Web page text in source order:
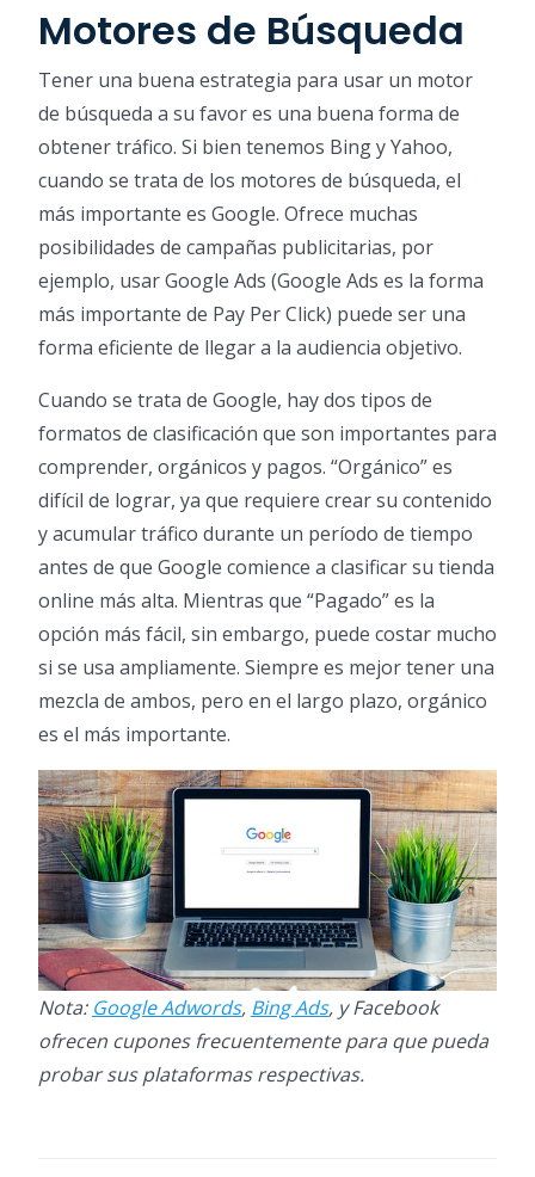
Motores de Búsqueda
Tener una buena estrategia para usar un motor
de búsqueda a su favor es una buena forma de
obtener tráfico. Si bien tenemos Bing y Yahoo,
cuando se trata de los motores de búsqueda, el
más importante es Google. Ofrece muchas
posibilidades de campañas publicitarias, por
ejemplo, usar Google Ads (Google Ads es la forma
más importante de Pay Per Click) puede ser una
forma eficiente de llegar a la audiencia objetivo.
Cuando se trata de Google, hay dos tipos de
formatos de clasificación que son importantes para
comprender, orgánicos y pagos. “Orgánico” es
difícil de lograr, ya que requiere crear su contenido
y acumular tráfico durante un período de tiempo
antes de que Google comience a clasificar su tienda
online más alta. Mientras que “Pagado” es la
opción más fácil, sin embargo, puede costar mucho
si se usa ampliamente. Siempre es mejor tener una
mezcla de ambos, pero en el largo plazo, orgánico
es el más importante.
Nota: Google Adwords, Bing Ads, y Facebook
ofrecen cupones frecuentemente para que pueda
probar sus plataformas respectivas.